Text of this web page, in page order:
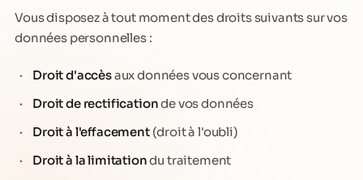
Vous disposez à tout moment des droits suivants sur vos
données personnelles :
Droit d'accèsaux données vous concernant
Droit de rectificationde vos données
Droit à l'effacement(droit à l'oubli)
Droit à la limitationdu traitement